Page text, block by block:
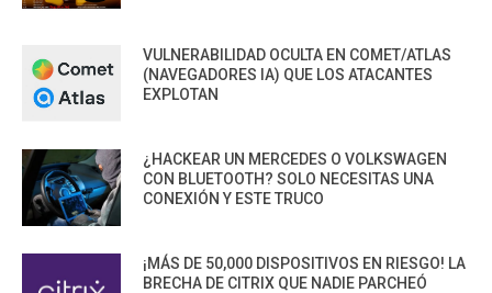
VULNERABILIDAD OCULTA EN COMET/ATLAS
(NAVEGADORES IA) QUE LOS ATACANTES
EXPLOTAN
¿HACKEAR UN MERCEDES O VOLKSWAGEN
CON BLUETOOTH? SOLO NECESITAS UNA
CONEXIÓN Y ESTE TRUCO
¡MÁS DE 50,000 DISPOSITIVOS EN RIESGO! LA
BRECHA DE CITRIX QUE NADIE PARCHEÓ